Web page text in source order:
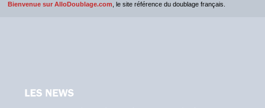
Bienvenue sur AlloDoublage.com , le site référence du doublage français.